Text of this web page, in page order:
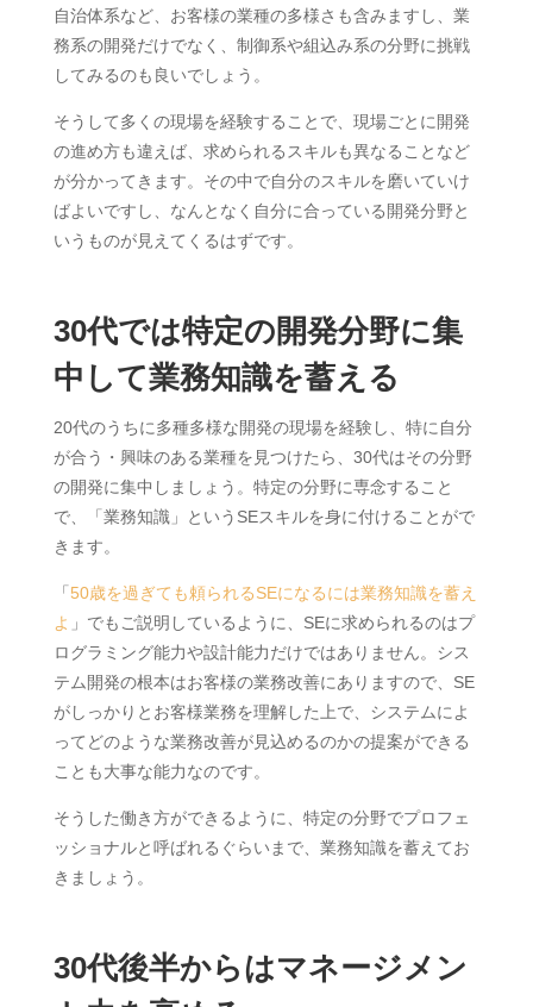
自治体系など、お客様の業種の多様さも含みますし、業
務系の開発だけでなく、制御系や組込み系の分野に挑戦
してみるのも良いでしょう。
そうして多くの現場を経験することで、現場ごとに開発
の進め方も違えば、求められるスキルも異なることなど
が分かってきます。その中で自分のスキルを磨いていけ
ばよいですし、なんとなく自分に合っている開発分野と
いうものが見えてくるはずです。
30代では特定の開発分野に集
中して業務知識を蓄える
20代のうちに多種多様な開発の現場を経験し、特に自分
が合う・興味のある業種を見つけたら、30代はその分野
の開発に集中しましょう。特定の分野に専念すること
で、「業務知識」というSEスキルを身に付けることがで
きます。
「 50歳を過ぎても頼られるSEになるには業務知識を蓄え
よ 」でもご説明しているように、SEに求められるのはプ
ログラミング能力や設計能力だけではありません。シス
テム開発の根本はお客様の業務改善にありますので、SE
がしっかりとお客様業務を理解した上で、システムによ
ってどのような業務改善が見込めるのかの提案ができる
ことも大事な能力なのです。
そうした働き方ができるように、特定の分野でプロフェ
ッショナルと呼ばれるぐらいまで、業務知識を蓄えてお
きましょう。
30代後半からはマネージメン